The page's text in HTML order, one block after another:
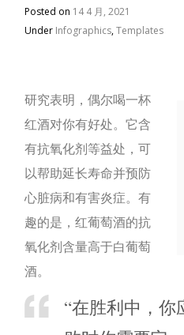
Posted on 14 4 月, 2021
Under Infographics,Templates
研究表明，偶尔喝一杯
红酒对你有好处。它含
有抗氧化剂等益处，可
以帮助延长寿命并预防
心脏病和有害炎症。有
趣的是，红葡萄酒的抗
氧化剂含量高于白葡萄
酒。
“在胜利中，你